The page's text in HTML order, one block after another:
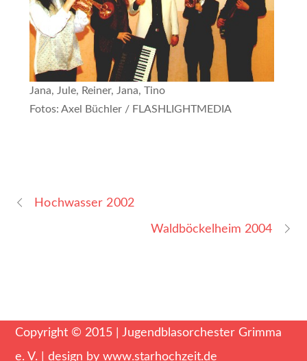
Jana, Jule, Reiner, Jana, Tino
Fotos: Axel Büchler / FLASHLIGHTMEDIA
Hochwasser 2002
Waldböckelheim 2004
Copyright © 2015 | Jugendblasorchester Grimma
e. V. | design bywww.starhochzeit.de